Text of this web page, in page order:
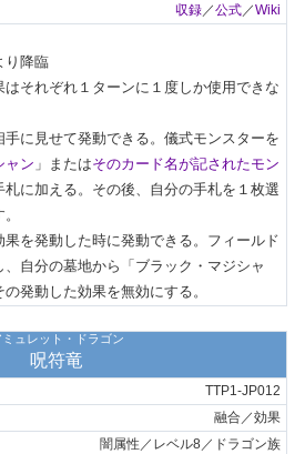
収録 ／公式 ／Wiki
り降臨
それぞれ１ターンに１度しか使用できな
に見せて発動できる。儀式モンスターを
ャン 」またはそのカード名が記されたモン
札に加える。その後、自分の手札を１枚選
を発動した時に発動できる。フィールド
自分の墓地から「ブラック・マジシャ
発動した効果を無効にする。
ミュレット・ドラゴン
呪符竜
TTP1-JP012
融合／効果
闇属性／レベル8／ドラゴン族